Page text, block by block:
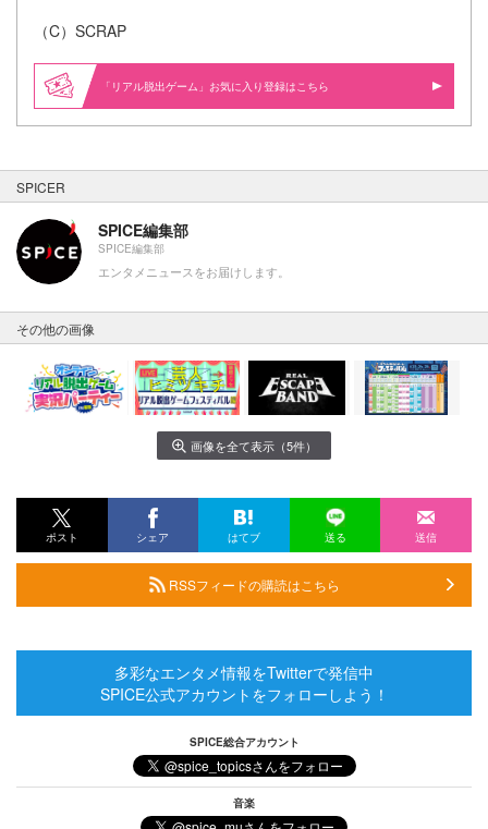
（C）SCRAP
「リアル脱出ゲーム」お気に入り登録はこちら
SPICER
SPICE編集部
SPICE編集部
エンタメニュースをお届けします。
その他の画像
画像を全て表示（5件）
ポスト シェア はてブ 送る 送信
RSSフィードの購読はこちら
多彩なエンタメ情報をTwitterで発信中
SPICE公式アカウントをフォローしよう！
SPICE総合アカウント
音楽